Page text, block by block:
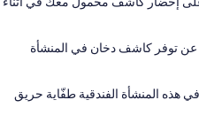
توفر كاشف دخان في المنشأة
هذه المنشأة الفندقية طفّاية حريق